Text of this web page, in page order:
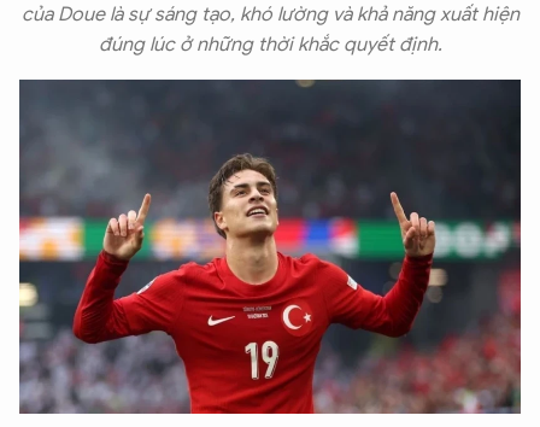
của Doue là sự sáng tạo, khó lường và khả năng xuất hiện
đúng lúc ở những thời khắc quyết định.